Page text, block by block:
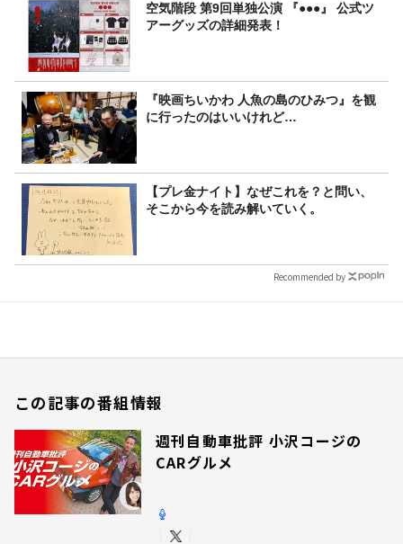
空気階段 第9回単独公演 『●●●』 公式ツ
アーグッズの詳細発表！
『映画ちいかわ 人魚の島のひみつ』を観
に行ったのはいいけれど…
【プレ金ナイト】なぜこれを？と問い、
そこから今を読み解いていく。
Recommended by
この記事の番組情報
週刊自動車批評 小沢コージの
CARグルメ